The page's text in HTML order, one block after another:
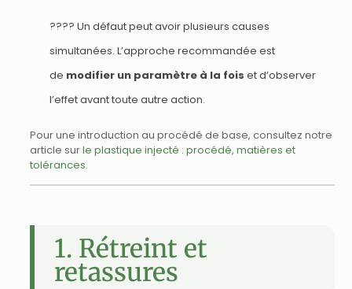
???? Un défaut peut avoir plusieurs causes
simultanées. L’approche recommandée est
de modifier un paramètre à la fois et d’observer
l’effet avant toute autre action.
Pour une introduction au procédé de base, consultez notre
article surle plastique injecté : procédé, matières et
tolérances.
1. Rétreint et
retassures